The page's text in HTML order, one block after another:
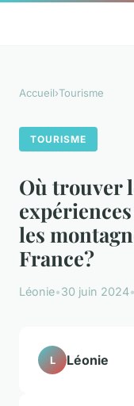
Accueil›Tourisme
TOURISME
Où trouver
les
France?
Léonie•30 juin 2024•
L Léonie